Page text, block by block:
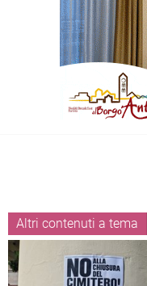
Altri contenuti a tema